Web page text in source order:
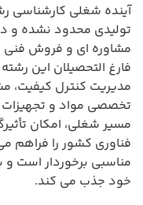
آینده شغلی کارشناسی
تولیدی محدود نشده و
مشاوره ای و فروش فنی
فارغ التحصیلان این
مدیریت کنترل کیفیت،
تخصصی مواد و تجهیزات
مسیر شغلی، امکان
فناوری کشور را فراهم
مناسبی برخوردار است و
خود جذب می کند.